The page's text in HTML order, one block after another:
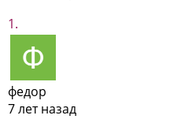
федор
7 лет назад